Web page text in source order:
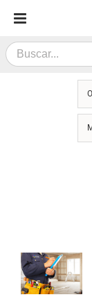
contenido
Search
for: